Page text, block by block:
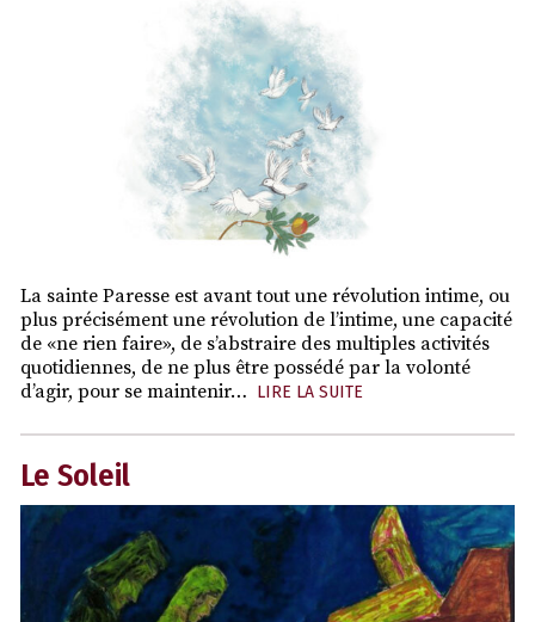
La sainte Paresse est avant tout une révolution intime, ou
plus précisément une révolution de l’intime, une capacité
de «ne rien faire», de s’abstraire des multiples activités
quotidiennes, de ne plus être possédé par la volonté
d’agir, pour se maintenir… LIRE LA SUITE
Le Soleil